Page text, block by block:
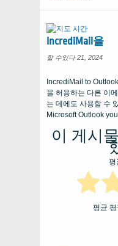
IncrediMail을
할 수있다 21, 2024
IncrediMail to
을 허용하는 다른 이
는 데에도 사용할 수
Microsoft Outlook
이 게시
평
평균 평